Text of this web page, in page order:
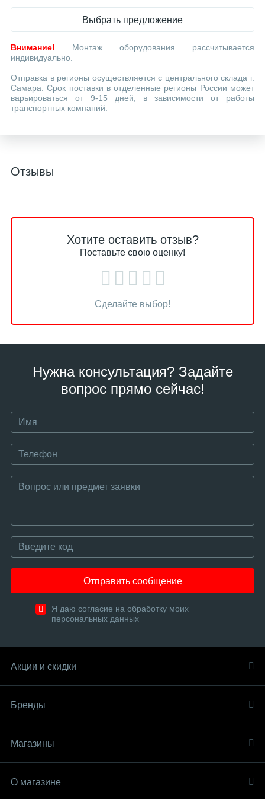
Выбрать предложение
Внимание! Монтаж оборудования рассчитывается
индивидуально.
Отправка в регионы осуществляется с центрального склада г.
Самара. Срок поставки в отделенные регионы России может
варьироваться от 9-15 дней, в зависимости от работы
транспортных компаний.
Отзывы
Хотите оставить отзыв?
Поставьте свою оценку!
Сделайте выбор!
Нужна консультация? Задайте
вопрос прямо сейчас!
Отправить сообщение
Я даю согласие на обработку моих
персональных данных
Акции и скидки
Бренды
Магазины
О магазине